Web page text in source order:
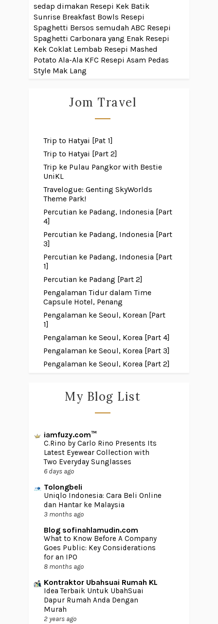
sedap dimakan Resepi Kek Batik
Sunrise Breakfast Bowls Resepi
Spaghetti Bersos semudah ABC Resepi
Spaghetti Carbonara yang Enak Resepi
Kek Coklat Lembab Resepi Mashed
Potato Ala-Ala KFC Resepi Asam Pedas
Style Mak Lang
Jom Travel
Trip to Hatyai [Pat 1]
Trip to Hatyai [Part 2]
Trip ke Pulau Pangkor with Bestie
UniKL
Travelogue: Genting SkyWorlds
Theme Park!
Percutian ke Padang, Indonesia [Part
4]
Percutian ke Padang, Indonesia [Part
3]
Percutian ke Padang, Indonesia [Part
1]
Percutian ke Padang [Part 2]
Pengalaman Tidur dalam Time
Capsule Hotel, Penang
Pengalaman ke Seoul, Korean [Part
1]
Pengalaman ke Seoul, Korea [Part 4]
Pengalaman ke Seoul, Korea [Part 3]
Pengalaman ke Seoul, Korea [Part 2]
My Blog List
iamfuzy.com™
C.Rino by Carlo Rino Presents Its
Latest Eyewear Collection with
Two Everyday Sunglasses
6 days ago
Tolongbeli
Uniqlo Indonesia: Cara Beli Online
dan Hantar ke Malaysia
3 months ago
Blog sofinahlamudin.com
What to Know Before A Company
Goes Public: Key Considerations
for an IPO
8 months ago
Kontraktor Ubahsuai Rumah KL
Idea Terbaik Untuk UbahSuai
Dapur Rumah Anda Dengan
Murah
2 years ago